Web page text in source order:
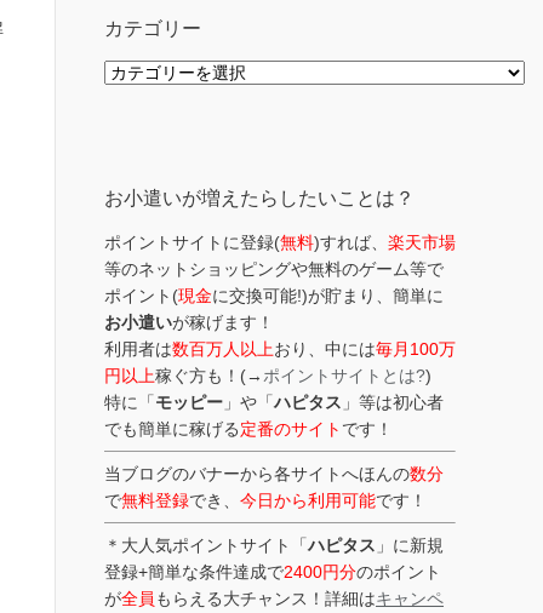
カテゴリー
カ
お小遣いが増えたらしたいことは？
ポイントサイトに登録(無料)すれば、 楽天市場
等のネットショッピングや無料のゲーム等で
ポイント(現金に交換可能!)が貯まり、簡単に
お小遣いが稼げます！
利用者は数百万人以上おり、中には毎月100万
円以上稼ぐ方も！(→ ポイントサイトとは?)
特に「モッピー 」や「ハピタス 」等は初心者
でも簡単に稼げる定番のサイト です！
当ブログのバナーから各サイトへほんの数分
で無料登録でき、 今日から利用可能です！
＊大人気ポイントサイト「ハピタス 」に新規
登録+簡単な条件達成で2400円分のポイント
が全員 もらえる大チャンス！詳細はキャンペ